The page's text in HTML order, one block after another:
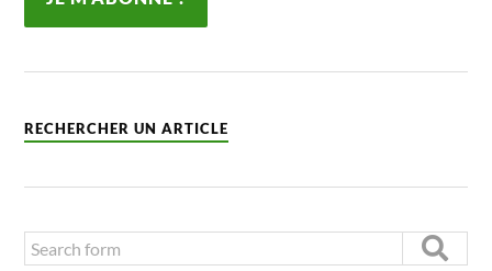
RECHERCHER UN ARTICLE